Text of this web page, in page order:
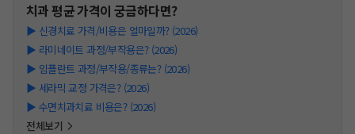
치과평균 가격이 궁금하다면?
▶ 신경치료 가격/비용은 얼마일까? (2026)
▶ 라미네이트 과정/부작용은? (2026)
▶ 임플란트 과정/부작용/종류는? (2026)
▶ 세라믹 교정 가격은? (2026)
▶ 수면치과치료 비용은? (2026)
전체보기